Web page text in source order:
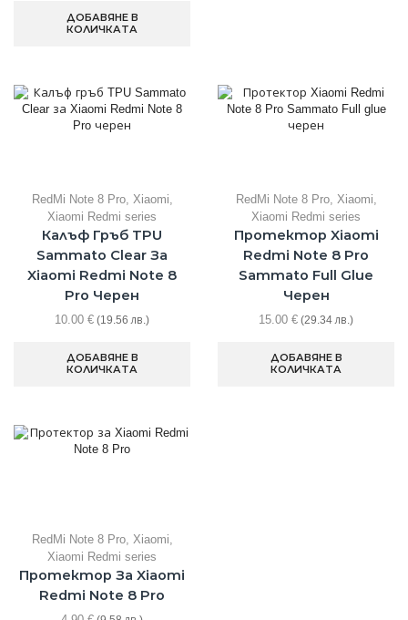
ДОБАВЯНЕ В
КОЛИЧКАТА
RedMi Note 8 Pro, Xiaomi
Xiaomi Redmi series
Калъф Гръб TPU
Sammato Clear За
Xiaomi Redmi Note 8
Pro Черен
10.00 € (19.56 лв.)
ДОБАВЯНЕ В
КОЛИЧКАТА
RedMi Note 8 Pro, Xiaomi
Xiaomi Redmi series
Протектор Xiaomi
Redmi Note 8 Pro
Sammato Full Glue
Черен
15.00 € (29.34 лв.)
ДОБАВЯНЕ В
КОЛИЧКАТА
RedMi Note 8 Pro, Xiaomi,
Xiaomi Redmi series
Протектор За Xiaomi
Redmi Note 8 Pro